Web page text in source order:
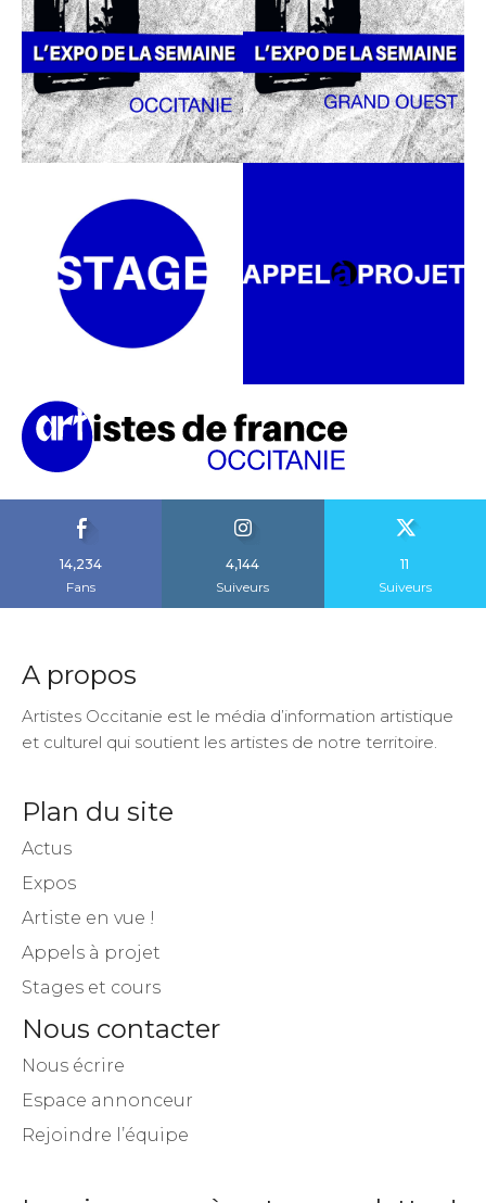
14,234
Fans
4,144
Suiveurs
11
Suiveurs
A propos
Artistes Occitanie est le média d’information artistique
et culturel qui soutient les artistes de notre territoire.
Plan du site
Actus
Expos
Artiste en vue !
Appels à projet
Stages et cours
Nous contacter
Nous écrire
Espace annonceur
Rejoindre l’équipe